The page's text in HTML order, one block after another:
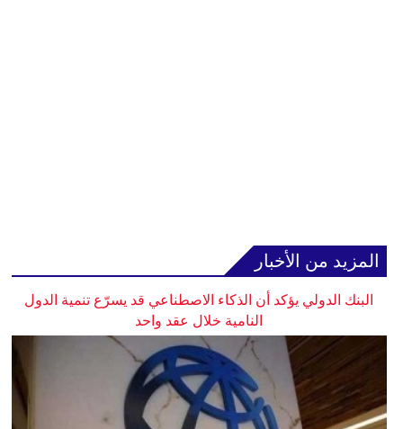
المزيد من الأخبار
البنك الدولي يؤكد أن الذكاء الاصطناعي قد يسرّع تنمية الدول
النامية خلال عقد واحد